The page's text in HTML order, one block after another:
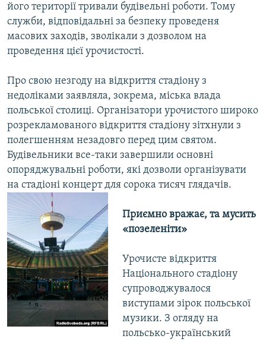
його території тривали будівельні роботи. Тому
служби, відповідальні за безпеку проведеня
масових заходів, зволікали з дозволом на
проведення цієї урочистості.
Про свою незгоду на відкриття стадіону з
недоліками заявляла, зокрема, міська влада
польської столиці. Організатори урочистого широко
розрекламованого відкриття стадіону зітхнули з
полегшенням незадовго перед цим святом.
Будівельники все-таки завершили основні
опоряджувальні роботи, які дозволи організувати
на стадіоні концерт для сорока тисяч глядачів.
Приємно вражає, та мусить
«позеленіти»
Урочисте відкриття
Національного стадіону
супроводжувалося
виступами зірок польської
музики. З огляду на
польсько-український